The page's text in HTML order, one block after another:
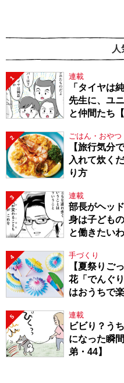
1 連載
「タイヤは
先生に、ユ
と仲間たち
2 ごはん・おやつ
【旅行気分
入れて炊く
り方
3 連載
部長がヘッ
身は子ども
と働きたい
4 手づくり
【夏祭りご
花「でんぐ
はおうちで
5 連載
ビビり？う
になった瞬
弟・44】